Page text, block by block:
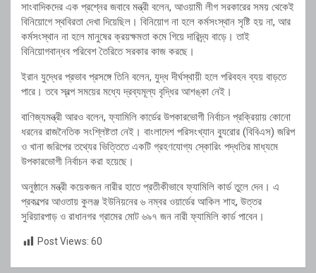
সাংবাদিকদের এক প্রশ্নের জবাবে মন্ত্রী বলেন, আওয়ামী লীগ সরকারের সময় থেকেই
বিনিয়োগে স্থবিরতা দেখা দিয়েছিল। বিনিয়োগ না হলে কর্মসংস্থান সৃষ্টি হয় না, আর
কর্মসংস্থান না হলে মানুষের ক্রয়ক্ষমতা কমে গিয়ে দারিদ্র্য বাড়ে। তাই
বিনিয়োগবান্ধব পরিবেশ তৈরিতে সরকার কাজ করছে।
ইরান যুদ্ধের প্রভাব প্রসঙ্গে তিনি বলেন, যুদ্ধ দীর্ঘস্থায়ী হলে পরিবহন ব্যয় বাড়তে
পারে। তবে স্বল্প সময়ের মধ্যে দ্রব্যমূল্য বৃদ্ধির আশঙ্কা নেই।
বাণিজ্যমন্ত্রী আরও বলেন, ফ্যামিলি কার্ডের উপকারভোগী নির্বাচন প্রক্রিয়ায় কোনো
ধরনের রাজনৈতিক সংশ্লিষ্টতা নেই। বাংলাদেশ পরিসংখ্যান ব্যুরোর (বিবিএস) জরিপ
ও খানা জরিপের তথ্যের ভিত্তিতে একটি গ্রহণযোগ্য স্কোরিং পদ্ধতির মাধ্যমে
উপকারভোগী নির্বাচন করা হয়েছে।
অনুষ্ঠানে মন্ত্রী কয়েকজন নারীর হাতে প্রতীকীভাবে ফ্যামিলি কার্ড তুলে দেন। এ
প্রকল্পের আওতায় কুলঞ্জ ইউনিয়নের ৬ নম্বর ওয়ার্ডের আকিল শাহ, উত্তর
সুরিয়ারপাড় ও রাধানগর গ্রামের মোট ৬৯৭ জন নারী ফ্যামিলি কার্ড পাবেন।
Post Views: 60